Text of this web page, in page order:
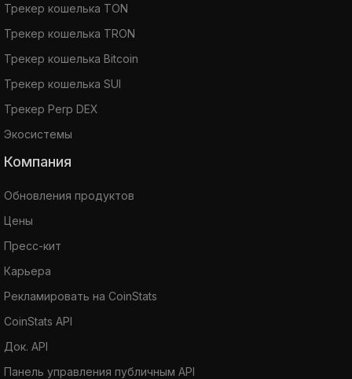
Трекер кошелька TON
Трекер кошелька TRON
Трекер кошелька Bitcoin
Трекер кошелька SUI
Трекер Perp DEX
Экосистемы
Компания
Обновления продуктов
Цены
Пресс-кит
Карьера
Рекламировать на CoinStats
CoinStats API
Док. API
Панель управления публичным API